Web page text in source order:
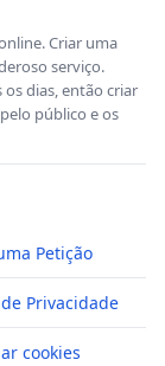
Criar uma
serviço.
dias, então criar
público e os
Petição
Privacidade
cookies